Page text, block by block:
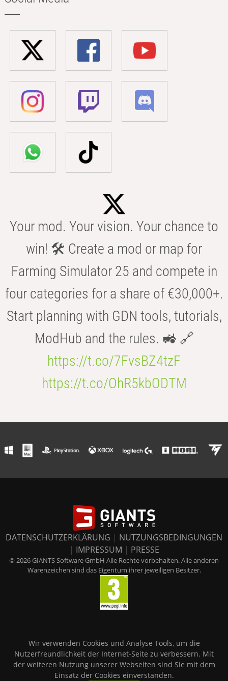
Your mod. Your vision. Your chance to
win! 🛠️ Create a mod or map for
Farming Simulator 25 and compete in
four categories for a share of €30,000+.
Start planning with GDN tools, tutorials,
ModHub and the rules. 🚜 🔗
https://t.co/7FvsBZ4tzF
https://t.co/OhR5kbODTM
DATENSCHUTZERKLÄRUNG | NUTZUNGSBEDINGUNGEN
| IMPRESSUM | PRESSE
© 2026 GIANTS Software GmbH Alle Rechte vorbehalten. Alle anderen
Warenzeichen sind das Eigentum ihrer jeweiligen Besitzer.
Wir verwenden Cookies und Analyse Tools, um die
Nutzerfreundlichkeit der Internet-Seite zu verbessern. Mit
der weiteren Nutzung unserer Webseiten sind Sie mit dem
Einsatz der Cookies einverstanden.